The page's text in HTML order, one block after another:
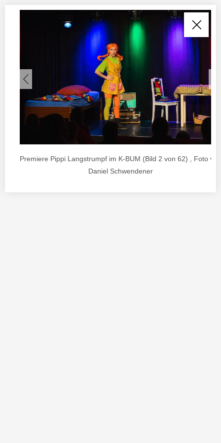
Premiere Pippi Langstrumpf im K-BUM (Bild 2 von 62) , Foto von
Daniel Schwendener